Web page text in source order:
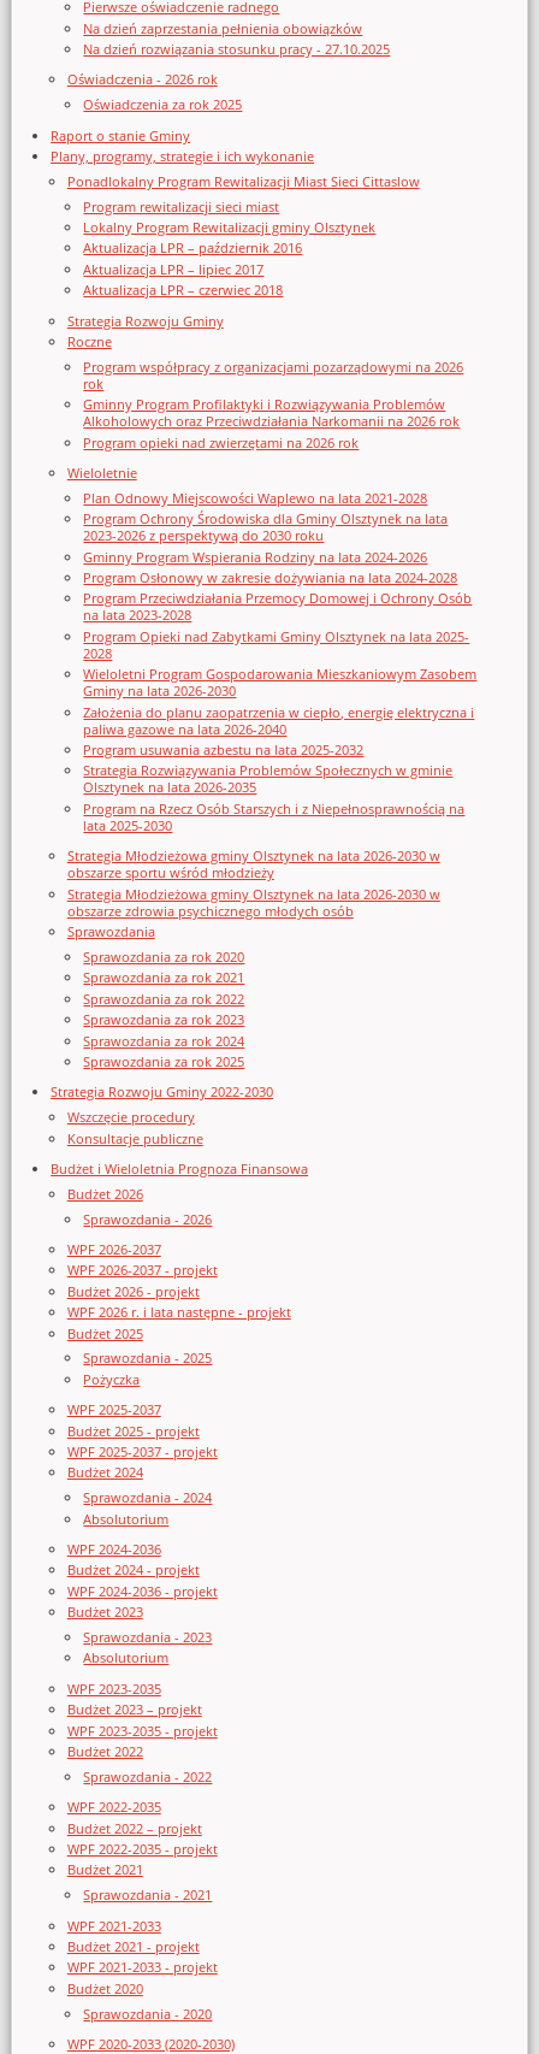
Pierwsze oświadczenie radnego
Na dzień zaprzestania pełnienia obowiązków
Na dzień rozwiązania stosunku pracy - 27.10.2025
Oświadczenia - 2026 rok
Oświadczenia za rok 2025
Raport o stanie Gminy
Plany, programy, strategie i ich wykonanie
Ponadlokalny Program Rewitalizacji Miast Sieci Cittaslow
Program rewitalizacji sieci miast
Lokalny Program Rewitalizacji gminy Olsztynek
Aktualizacja LPR – październik 2016
Aktualizacja LPR – lipiec 2017
Aktualizacja LPR – czerwiec 2018
Strategia Rozwoju Gminy
Roczne
Program współpracy z organizacjami pozarządowymi na 2026
rok
Gminny Program Profilaktyki i Rozwiązywania Problemów
Alkoholowych oraz Przeciwdziałania Narkomanii na 2026 rok
Program opieki nad zwierzętami na 2026 rok
Wieloletnie
Plan Odnowy Miejscowości Waplewo na lata 2021-2028
Program Ochrony Środowiska dla Gminy Olsztynek na lata
2023-2026 z perspektywą do 2030 roku
Gminny Program Wspierania Rodziny na lata 2024-2026
Program Osłonowy w zakresie dożywiania na lata 2024-2028
Program Przeciwdziałania Przemocy Domowej i Ochrony Osób
na lata 2023-2028
Program Opieki nad Zabytkami Gminy Olsztynek na lata 2025-
2028
Wieloletni Program Gospodarowania Mieszkaniowym Zasobem
Gminy na lata 2026-2030
Założenia do planu zaopatrzenia w ciepło, energię elektryczna i
paliwa gazowe na lata 2026-2040
Program usuwania azbestu na lata 2025-2032
Strategia Rozwiązywania Problemów Społecznych w gminie
Olsztynek na lata 2026-2035
Program na Rzecz Osób Starszych i z Niepełnosprawnością na
lata 2025-2030
Strategia Młodzieżowa gminy Olsztynek na lata 2026-2030 w
obszarze sportu wśród młodzieży
Strategia Młodzieżowa gminy Olsztynek na lata 2026-2030 w
obszarze zdrowia psychicznego młodych osób
Sprawozdania
Sprawozdania za rok 2020
Sprawozdania za rok 2021
Sprawozdania za rok 2022
Sprawozdania za rok 2023
Sprawozdania za rok 2024
Sprawozdania za rok 2025
Strategia Rozwoju Gminy 2022-2030
Wszczęcie procedury
Konsultacje publiczne
Budżet i Wieloletnia Prognoza Finansowa
Budżet 2026
Sprawozdania - 2026
WPF 2026-2037
WPF 2026-2037 - projekt
Budżet 2026 - projekt
WPF 2026 r. i lata następne - projekt
Budżet 2025
Sprawozdania - 2025
Pożyczka
WPF 2025-2037
Budżet 2025 - projekt
WPF 2025-2037 - projekt
Budżet 2024
Sprawozdania - 2024
Absolutorium
WPF 2024-2036
Budżet 2024 - projekt
WPF 2024-2036 - projekt
Budżet 2023
Sprawozdania - 2023
Absolutorium
WPF 2023-2035
Budżet 2023 – projekt
WPF 2023-2035 - projekt
Budżet 2022
Sprawozdania - 2022
WPF 2022-2035
Budżet 2022 – projekt
WPF 2022-2035 - projekt
Budżet 2021
Sprawozdania - 2021
WPF 2021-2033
Budżet 2021 - projekt
WPF 2021-2033 - projekt
Budżet 2020
Sprawozdania - 2020
WPF 2020-2033 (2020-2030)